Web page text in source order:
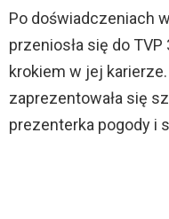
Po doświadczeniach
przeniosła się do
krokiem w jej
zaprezentowała się
prezenterka pogody i